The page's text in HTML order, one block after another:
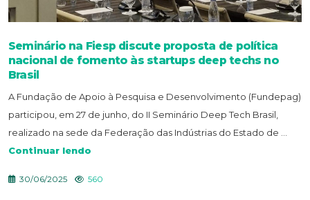
Seminário na Fiesp discute proposta de política
nacional de fomento às startups deep techs no
Brasil
A Fundação de Apoio à Pesquisa e Desenvolvimento (Fundepag)
participou, em 27 de junho, do II Seminário Deep Tech Brasil,
realizado na sede da Federação das Indústrias do Estado de ...
Continuar lendo
30/06/2025 560